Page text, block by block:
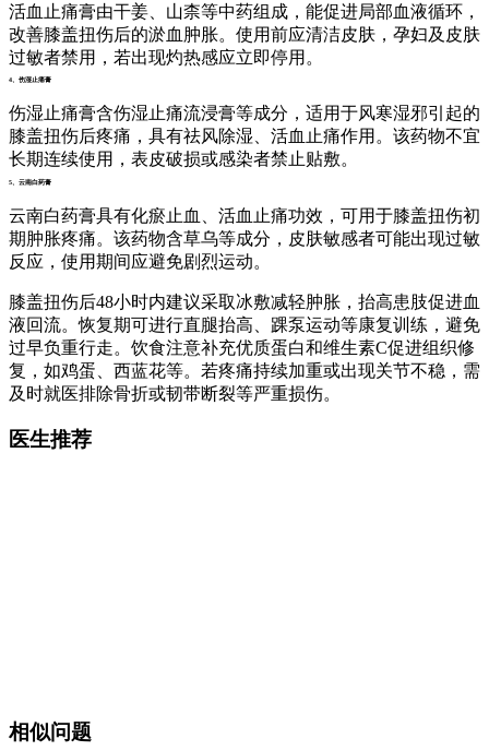
活血止痛膏由干姜、山柰等中药组成，能促进局部血液循环，
改善膝盖扭伤后的淤血肿胀。使用前应清洁皮肤，孕妇及皮肤
过敏者禁用，若出现灼热感应立即停用。
4、伤湿止痛膏
伤湿止痛膏含伤湿止痛流浸膏等成分，适用于风寒湿邪引起的
膝盖扭伤后疼痛，具有祛风除湿、活血止痛作用。该药物不宜
长期连续使用，表皮破损或感染者禁止贴敷。
5、云南白药膏
云南白药膏具有化瘀止血、活血止痛功效，可用于膝盖扭伤初
期肿胀疼痛。该药物含草乌等成分，皮肤敏感者可能出现过敏
反应，使用期间应避免剧烈运动。
膝盖扭伤后48小时内建议采取冰敷减轻肿胀，抬高患肢促进血
液回流。恢复期可进行直腿抬高、踝泵运动等康复训练，避免
过早负重行走。饮食注意补充优质蛋白和维生素C促进组织修
复，如鸡蛋、西蓝花等。若疼痛持续加重或出现关节不稳，需
及时就医排除骨折或韧带断裂等严重损伤。
医生推荐
相似问题